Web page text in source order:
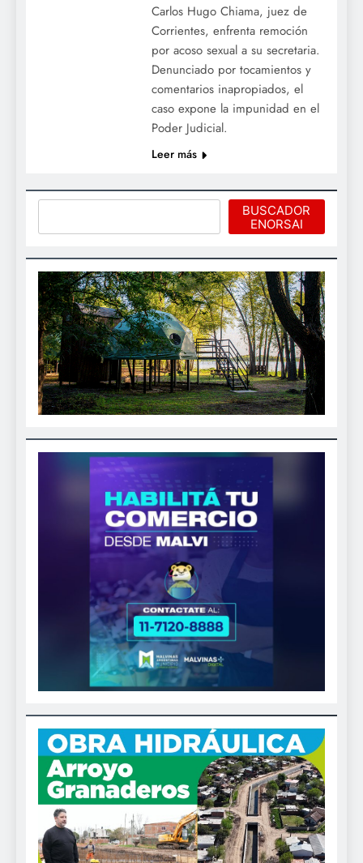
Carlos Hugo Chiama, juez de
Corrientes, enfrenta remoción
por acoso sexual a su secretaria.
Denunciado por tocamientos y
comentarios inapropiados, el
caso expone la impunidad en el
Poder Judicial.
Leer más
BUSCADOR
ENORSAI